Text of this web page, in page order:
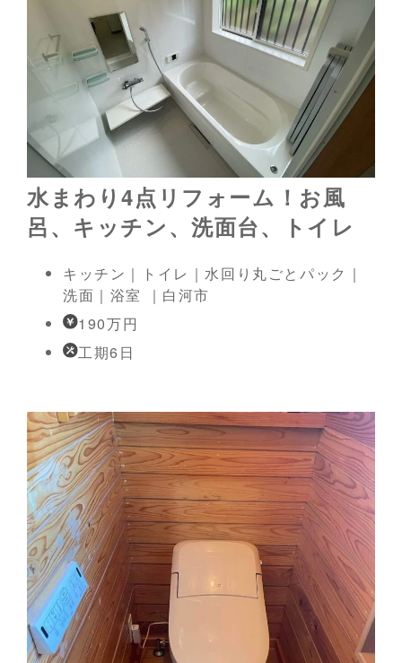
水まわり4点リフォーム！お風
呂、キッチン、洗面台、トイレ
キッチン｜トイレ｜水回り丸ごとパック｜
洗面｜浴室 ｜白河市
190万円
工期6日